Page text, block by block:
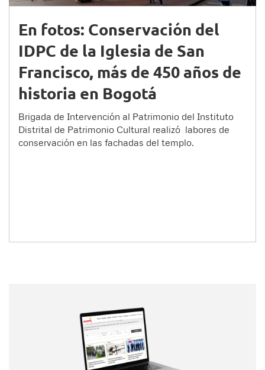
En fotos: Conservación del
IDPC de la Iglesia de San
Francisco, más de 450 años de
historia en Bogotá
Brigada de Intervención al Patrimonio del Instituto
Distrital de Patrimonio Cultural realizó labores de
conservación en las fachadas del templo.
Correo electrónico